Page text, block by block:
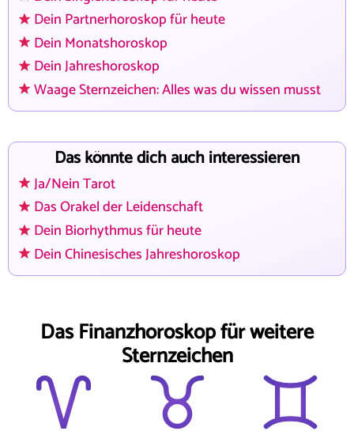
Dein Partnerhoroskop für heute
Dein Monatshoroskop
Dein Jahreshoroskop
Waage Sternzeichen: Alles was du wissen musst
Das könnte dich auch interessieren
Ja/Nein Tarot
Das Orakel der Leidenschaft
Dein Biorhythmus für heute
Dein Chinesisches Jahreshoroskop
Das Finanzhoroskop für weitere
Sternzeichen